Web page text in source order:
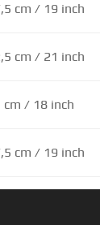
cm / 19 inch
cm / 21 inch
/ 18 inch
cm / 19 inch